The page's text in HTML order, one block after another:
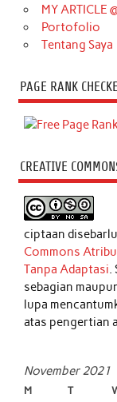
MY ARTICLE
Portofolio
Tentang Saya
PAGE RANK
CREATIVE
ciptaan
Commons
Tanpa Adaptasi.
sebagian
lupa
atas pengertian
November 2021
M T